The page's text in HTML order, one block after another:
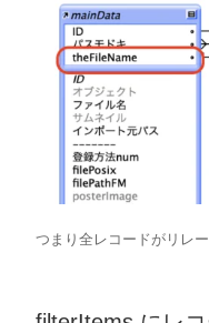
つまり全レコードがリレ